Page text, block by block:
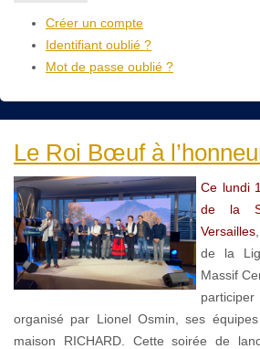
Créer un compte
Identifiant oublié ?
Mot de passe oublié ?
Le Roi Bœuf à
Ce lundi
de la
Versailles
de la
Massif
organisé par Lionel Osmin, ses
maison RICHARD. Cette soirée de